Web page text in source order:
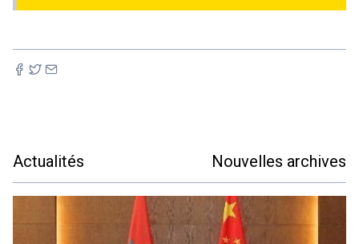
Actualités Nouvelles archives